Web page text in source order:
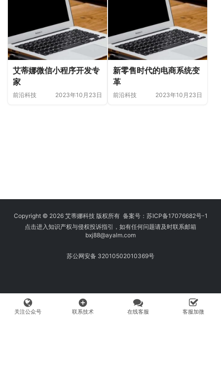
艾蒂娜微信小程序开发专
家
前沿科技 2023年10月23日
新零售时代的电商系统变
革
前沿科技 2023年10月23日
Copyright © 2026 艾蒂娜科技 版权所有 备案号： 苏ICP备17076682号-1
点击进入知识产权与侵权投诉指引，如有任何问题请及时联系邮箱
bxj88@ayalm.com
苏公网安备 32010502010369号
关注公众号
add_circle
联系技术 在线客服 客服加微